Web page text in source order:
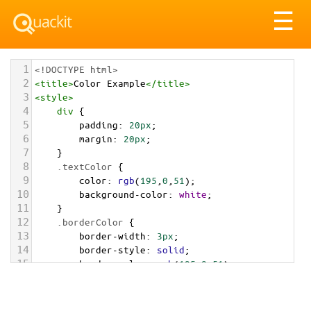
☰
1 <!DOCTYPE html>
2 <title>Color Example</title>
3 <style>
4 div {
5 padding: 20px;
6 margin: 20px;
7 }
8 .textColor {
9 color: rgb(195 0 51 );
10 background-color: white;
11 }
12 .borderColor {
13 border-width: 3px;
14 border-style: solid;
15 border-color: rgb(195,0,51);